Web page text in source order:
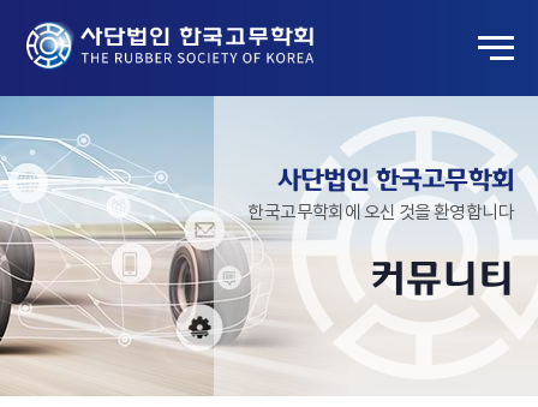
사단법인 한국고무학회
한국고무학회에 오신 것을 환영합니다
커뮤니티